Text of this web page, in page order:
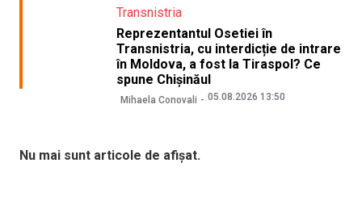
Transnistria
Reprezentantul Osetiei în
Transnistria, cu interdicție de intrare
în Moldova, a fost la Tiraspol? Ce
spune Chișinăul
Mihaela Conovali 05.08.2026 13:50
Nu mai sunt articole de afișat.